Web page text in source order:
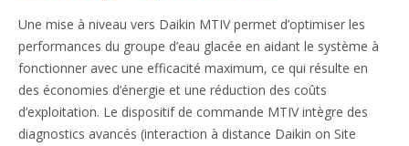
Une mise à niveau vers Daikin MTIV permet d’optimiser les
performances du groupe d’eau glacée en aidant le système à
fonctionner avec une efficacité maximum, ce qui résulte en
des économies d’énergie et une réduction des coûts
d’exploitation. Le dispositif de commande MTIV intègre des
diagnostics avancés (interaction à distance Daikin on Site